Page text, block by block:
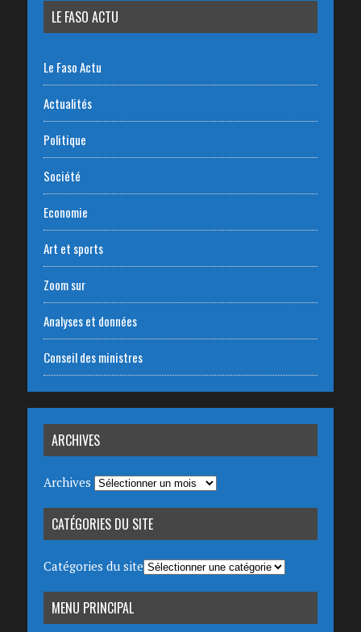
LE FASO ACTU
Le Faso Actu
Actualités
Politique
Société
Economie
Art et sports
Zoom sur
Analyses et données
Conseil des ministres
ARCHIVES
Archives
CATÉGORIES DU SITE
Catégories du site
MENU PRINCIPAL